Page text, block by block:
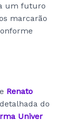
um futuro
marcarão
Renato
do
Univer